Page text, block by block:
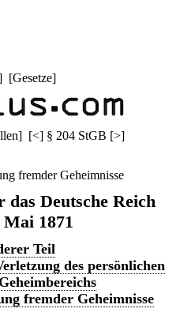
[Gesetze]
] [<] § 204 StGB [>]
fremder Geheimnisse
das Deutsche Reich
1871
Teil
des persönlichen
fremder Geheimnisse